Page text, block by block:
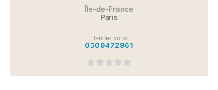
Île-de-France
Paris
Rendez-vous
0609472961